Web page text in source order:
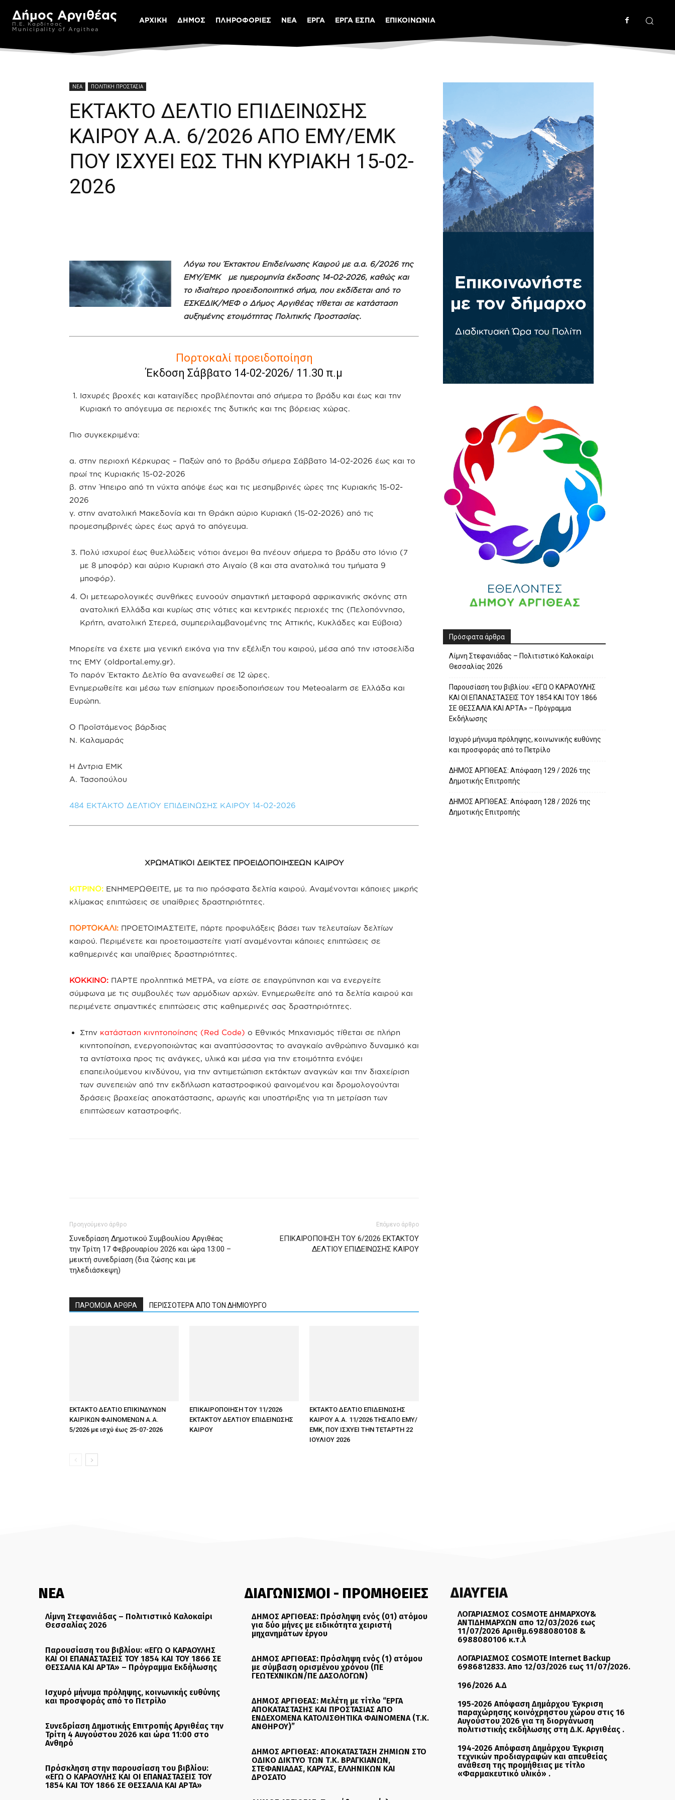
Δήμος Αργιθέας
Π.Ε. Καρδίτσας
Municipality of Argithea
ΑΡΧΙΚΗ ΔΗΜΟΣ ΠΛΗΡΟΦΟΡΙΕΣ ΝΕΑ ΕΡΓΑ ΕΡΓΑ ΕΣΠΑ ΕΠΙΚΟΙΝΩΝΙΑ
ΝΕΑ ΠΟΛΙΤΙΚΗ ΠΡΟΣΤΑΣΙΑ
ΕΚΤΑΚΤΟ ΔΕΛΤΙΟ ΕΠΙΔΕΙΝΩΣΗΣ
ΚΑΙΡΟΥ Α.Α. 6/2026 ΑΠΟ ΕΜΥ/ΕΜΚ
ΠΟΥ ΙΣΧΥΕΙ ΕΩΣ ΤΗΝ ΚΥΡΙΑΚΗ 15-02-
2026
Λόγω του Έκτακτου Επιδείνωσης Καιρού με α.α. 6/2026 της
ΕΜΥ/ΕΜΚ με ημερομηνία έκδοσης 14-02-2026, καθώς και
το ιδιαίτερο προειδοποιητικό σήμα, που εκδίδεται από το
ΕΣΚΕΔΙΚ/ΜΕΦ ο Δήμος Αργιθέας τίθεται σε κατάσταση
αυξημένης ετοιμότητας Πολιτικής Προστασίας.
Πορτοκαλί προειδοποίηση
Έκδοση Σάββατο 14-02-2026/ 11.30 π.μ
Ισχυρές βροχές και καταιγίδες προβλέπονται από σήμερα το βράδυ και έως και την
Κυριακή το απόγευμα σε περιοχές της δυτικής και της βόρειας χώρας.
Πιο συγκεκριμένα:
α. στην περιοχή Κέρκυρας – Παξών από το βράδυ σήμερα Σάββατο 14-02-2026 έως και το
πρωί της Κυριακής 15-02-2026
β. στην Ήπειρο από τη νύχτα απόψε έως και τις μεσημβρινές ώρες της Κυριακής 15-02-
2026
γ. στην ανατολική Μακεδονία και τη Θράκη αύριο Κυριακή (15-02-2026) από τις
προμεσημβρινές ώρες έως αργά το απόγευμα.
Πολύ ισχυροί έως θυελλώδεις νότιοι άνεμοι θα πνέουν σήμερα το βράδυ στο Ιόνιο (7
με 8 μποφόρ) και αύριο Κυριακή στο Αιγαίο (8 και στα ανατολικά του τμήματα 9
μποφόρ).
Οι μετεωρολογικές συνθήκες ευνοούν σημαντική μεταφορά αφρικανικής σκόνης στη
ανατολική Ελλάδα και κυρίως στις νότιες και κεντρικές περιοχές της (Πελοπόννησο,
Κρήτη, ανατολική Στερεά, συμπεριλαμβανομένης της Αττικής, Κυκλάδες και Εύβοια)
Μπορείτε να έχετε μια γενική εικόνα για την εξέλιξη του καιρού, μέσα από την ιστοσελίδα
της ΕΜΥ (oldportal.emy.gr).
Το παρόν Έκτακτο Δελτίο θα ανανεωθεί σε 12 ώρες.
Ενημερωθείτε και μέσω των επίσημων προειδοποιήσεων του Meteoalarm σε Ελλάδα και
Ευρώπη.
Ο Προϊστάμενος βάρδιας
Ν. Καλαμαράς
Η Δντρια ΕΜΚ
Α. Τασοπούλου
484 ΕΚΤΑΚΤΟ ΔΕΛΤΙΟΥ ΕΠΙΔΕΙΝΩΣΗΣ ΚΑΙΡΟΥ 14-02-2026
ΧΡΩΜΑΤΙΚΟΙ ΔΕΙΚΤΕΣ ΠΡΟΕΙΔΟΠΟΙΗΣΕΩΝ ΚΑΙΡΟΥ
ΚΙΤΡΙΝΟ: ΕΝΗΜΕΡΩΘΕΙΤΕ, με τα πιο πρόσφατα δελτία καιρού. Αναμένονται κάποιες μικρής
κλίμακας επιπτώσεις σε υπαίθριες δραστηριότητες.
ΠΟΡΤΟΚΑΛΙ: ΠΡΟΕΤΟΙΜΑΣΤΕΙΤΕ, πάρτε προφυλάξεις βάσει των τελευταίων δελτίων
καιρού. Περιμένετε και προετοιμαστείτε γιατί αναμένονται κάποιες επιπτώσεις σε
καθημερινές και υπαίθριες δραστηριότητες.
ΚΟΚΚΙΝΟ: ΠΑΡΤΕ προληπτικά ΜΕΤΡΑ, να είστε σε επαγρύπνηση και να ενεργείτε
σύμφωνα με τις συμβουλές των αρμόδιων αρχών. Ενημερωθείτε από τα δελτία καιρού και
περιμένετε σημαντικές επιπτώσεις στις καθημερινές σας δραστηριότητες.
Στην κατάσταση κινητοποίησης (Red Code) ο Εθνικός Μηχανισμός τίθεται σε πλήρη
κινητοποίηση, ενεργοποιώντας και αναπτύσσοντας το αναγκαίο ανθρώπινο δυναμικό και
τα αντίστοιχα προς τις ανάγκες, υλικά και μέσα για την ετοιμότητα ενόψει
επαπειλούμενου κινδύνου, για την αντιμετώπιση εκτάκτων αναγκών και την διαχείριση
των συνεπειών από την εκδήλωση καταστροφικού φαινομένου και δρομολογούνται
δράσεις βραχείας αποκατάστασης, αρωγής και υποστήριξης για τη μετρίαση των
επιπτώσεων καταστροφής.
Προηγούμενο άρθρο
Συνεδρίαση Δημοτικού Συμβουλίου Αργιθέας
την Τρίτη 17 Φεβρουαρίου 2026 και ώρα 13:00 –
μεικτή συνεδρίαση (δια ζώσης και με
τηλεδιάσκεψη)
Επόμενο άρθρο
ΕΠΙΚΑΙΡΟΠΟΙΗΣΗ ΤΟΥ 6/2026 ΕΚΤΑΚΤΟΥ
ΔΕΛΤΙΟΥ ΕΠΙΔΕΙΝΩΣΗΣ ΚΑΙΡΟΥ
ΠΑΡΟΜΟΙΑ ΑΡΘΡΑ ΠΕΡΙΣΣΟΤΕΡΑ ΑΠΟ ΤΟΝ ΔΗΜΙΟΥΡΓΟ
ΕΚΤΑΚΤΟ ΔΕΛΤΙΟ ΕΠΙΚΙΝΔΥΝΩΝ
ΚΑΙΡΙΚΩΝ ΦΑΙΝΟΜΕΝΩΝ Α.Α.
5/2026 με ισχύ έως 25-07-2026
ΕΠΙΚΑΙΡΟΠΟΙΗΣΗ ΤΟΥ 11/2026
ΕΚΤΑΚΤΟΥ ΔΕΛΤΙΟΥ ΕΠΙΔΕΙΝΩΣΗΣ
ΚΑΙΡΟΥ
ΕΚΤΑΚΤΟ ΔΕΛΤΙΟ ΕΠΙΔΕΙΝΩΣΗΣ
ΚΑΙΡΟΥ Α.Α. 11/2026 ΤΗΣΑΠΟ ΕΜΥ/
ΕΜΚ, ΠΟΥ ΙΣΧΥΕΙ ΤΗΝ ΤΕΤΑΡΤΗ 22
ΙΟΥΛΙΟΥ 2026
Πρόσφατα άρθρα
Λίμνη Στεφανιάδας – Πολιτιστικό Καλοκαίρι
Θεσσαλίας 2026
Παρουσίαση του βιβλίου: «ΕΓΩ Ο ΚΑΡΑΟΥΛΗΣ
ΚΑΙ ΟΙ ΕΠΑΝΑΣΤΑΣΕΙΣ ΤΟΥ 1854 ΚΑΙ ΤΟΥ 1866
ΣΕ ΘΕΣΣΑΛΙΑ ΚΑΙ ΑΡΤΑ» – Πρόγραμμα
Εκδήλωσης
Ισχυρό μήνυμα πρόληψης, κοινωνικής ευθύνης
και προσφοράς από το Πετρίλο
ΔΗΜΟΣ ΑΡΓΙΘΕΑΣ: Απόφαση 129 / 2026 της
Δημοτικής Επιτροπής
ΔΗΜΟΣ ΑΡΓΙΘΕΑΣ: Απόφαση 128 / 2026 της
Δημοτικής Επιτροπής
ΝΕΑ
Λίμνη Στεφανιάδας – Πολιτιστικό Καλοκαίρι
Θεσσαλίας 2026
Παρουσίαση του βιβλίου: «ΕΓΩ Ο ΚΑΡΑΟΥΛΗΣ
ΚΑΙ ΟΙ ΕΠΑΝΑΣΤΑΣΕΙΣ ΤΟΥ 1854 ΚΑΙ ΤΟΥ 1866 ΣΕ
ΘΕΣΣΑΛΙΑ ΚΑΙ ΑΡΤΑ» – Πρόγραμμα Εκδήλωσης
Ισχυρό μήνυμα πρόληψης, κοινωνικής ευθύνης
και προσφοράς από το Πετρίλο
Συνεδρίαση Δημοτικής Επιτροπής Αργιθέας την
Τρίτη 4 Αυγούστου 2026 και ώρα 11:00 στο
Ανθηρό
Πρόσκληση στην παρουσίαση του βιβλίου:
«ΕΓΩ Ο ΚΑΡΑΟΥΛΗΣ ΚΑΙ ΟΙ ΕΠΑΝΑΣΤΑΣΕΙΣ ΤΟΥ
1854 ΚΑΙ ΤΟΥ 1866 ΣΕ ΘΕΣΣΑΛΙΑ ΚΑΙ ΑΡΤΑ»
ΔΙΑΓΩΝΙΣΜΟΙ - ΠΡΟΜΗΘΕΙΕΣ
ΔΗΜΟΣ ΑΡΓΙΘΕΑΣ: Πρόσληψη ενός (01) ατόμου
για δύο μήνες με ειδικότητα χειριστή
μηχανημάτων έργου
ΔΗΜΟΣ ΑΡΓΙΘΕΑΣ: Πρόσληψη ενός (1) ατόμου
με σύμβαση ορισμένου χρόνου (ΠΕ
ΓΕΩΤΕΧΝΙΚΩΝ/ΠΕ ΔΑΣΟΛΟΓΩΝ)
ΔΗΜΟΣ ΑΡΓΙΘΕΑΣ: Μελέτη με τίτλο “ΕΡΓΑ
ΑΠΟΚΑΤΑΣΤΑΣΗΣ ΚΑΙ ΠΡΟΣΤΑΣΙΑΣ ΑΠΟ
ΕΝΔΕΧΟΜΕΝΑ ΚΑΤΟΛΙΣΘΗΤΙΚΑ ΦΑΙΝΟΜΕΝΑ (Τ.Κ.
ΑΝΘΗΡΟΥ)”
ΔΗΜΟΣ ΑΡΓΙΘΕΑΣ: ΑΠΟΚΑΤΑΣΤΑΣΗ ΖΗΜΙΩΝ ΣΤΟ
ΟΔΙΚΟ ΔΙΚΤΥΟ ΤΩΝ Τ.Κ. ΒΡΑΓΚΙΑΝΩΝ,
ΣΤΕΦΑΝΙΑΔΑΣ, ΚΑΡΥΑΣ, ΕΛΛΗΝΙΚΩΝ ΚΑΙ
ΔΡΟΣΑΤΟ
ΔΙΑΥΓΕΙΑ
ΛΟΓΑΡΙΑΣΜΟΣ COSMOTE ΔΗΜΑΡΧΟΥ&
ΑΝΤΙΔΗΜΑΡΧΩΝ απο 12/03/2026 εως
11/07/2026 Αριιθμ.6988080108 &
6988080106 κ.τ.λ
ΛΟΓΑΡΙΑΣΜΟΣ COSMOTE Internet Backup
6986812833. Απο 12/03/2026 εως 11/07/2026.
196/2026 Α.Δ
195-2026 Απόφαση Δημάρχου Έγκριση
παραχώρησης κοινόχρηστου χώρου στις 16
Αυγούστου 2026 για τη διοργάνωση
πολιτιστικής εκδήλωσης στη Δ.Κ. Αργιθέας .
194-2026 Απόφαση Δημάρχου Έγκριση
τεχνικών προδιαγραφών και απευθείας
ανάθεση της προμήθειας με τίτλο
«Φαρμακευτικό υλικό» .